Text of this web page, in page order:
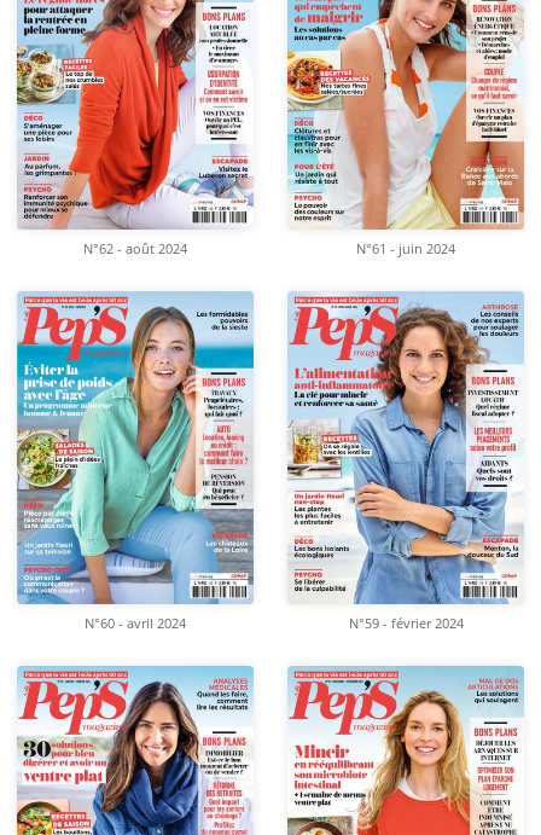
N°62 - août 2024 N°61 - juin 2024
N°60 - avril 2024 N°59 - février 2024